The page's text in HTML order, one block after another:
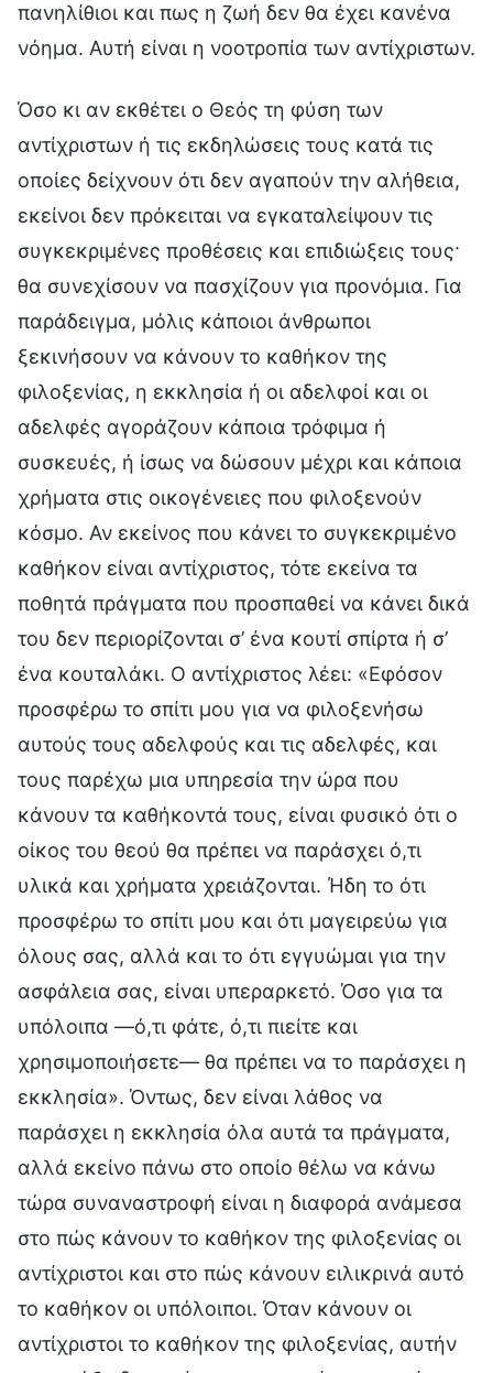
πανηλίθιοι και πως η ζωή δεν θα έχει κανένα
νόημα. Αυτή είναι η νοοτροπία των αντίχριστων.
Όσο κι αν εκθέτει ο Θεός τη φύση των
αντίχριστων ή τις εκδηλώσεις τους κατά τις
οποίες δείχνουν ότι δεν αγαπούν την αλήθεια,
εκείνοι δεν πρόκειται να εγκαταλείψουν τις
συγκεκριμένες προθέσεις και επιδιώξεις τους·
θα συνεχίσουν να πασχίζουν για προνόμια. Για
παράδειγμα, μόλις κάποιοι άνθρωποι
ξεκινήσουν να κάνουν το καθήκον της
φιλοξενίας, η εκκλησία ή οι αδελφοί και οι
αδελφές αγοράζουν κάποια τρόφιμα ή
συσκευές, ή ίσως να δώσουν μέχρι και κάποια
χρήματα στις οικογένειες που φιλοξενούν
κόσμο. Αν εκείνος που κάνει το συγκεκριμένο
καθήκον είναι αντίχριστος, τότε εκείνα τα
ποθητά πράγματα που προσπαθεί να κάνει δικά
του δεν περιορίζονται σ’ ένα κουτί σπίρτα ή σ’
ένα κουταλάκι. Ο αντίχριστος λέει: «Εφόσον
προσφέρω το σπίτι μου για να φιλοξενήσω
αυτούς τους αδελφούς και τις αδελφές, και
τους παρέχω μια υπηρεσία την ώρα που
κάνουν τα καθήκοντά τους, είναι φυσικό ότι ο
οίκος του θεού θα πρέπει να παράσχει ό,τι
υλικά και χρήματα χρειάζονται. Ήδη το ότι
προσφέρω το σπίτι μου και ότι μαγειρεύω για
όλους σας, αλλά και το ότι εγγυώμαι για την
ασφάλεια σας, είναι υπεραρκετό. Όσο για τα
υπόλοιπα —ό,τι φάτε, ό,τι πιείτε και
χρησιμοποιήσετε— θα πρέπει να το παράσχει η
εκκλησία». Όντως, δεν είναι λάθος να
παράσχει η εκκλησία όλα αυτά τα πράγματα,
αλλά εκείνο πάνω στο οποίο θέλω να κάνω
τώρα συναναστροφή είναι η διαφορά ανάμεσα
στο πώς κάνουν το καθήκον της φιλοξενίας οι
αντίχριστοι και στο πώς κάνουν ειλικρινά αυτό
το καθήκον οι υπόλοιποι. Όταν κάνουν οι
αντίχριστοι το καθήκον της φιλοξενίας, αυτήν